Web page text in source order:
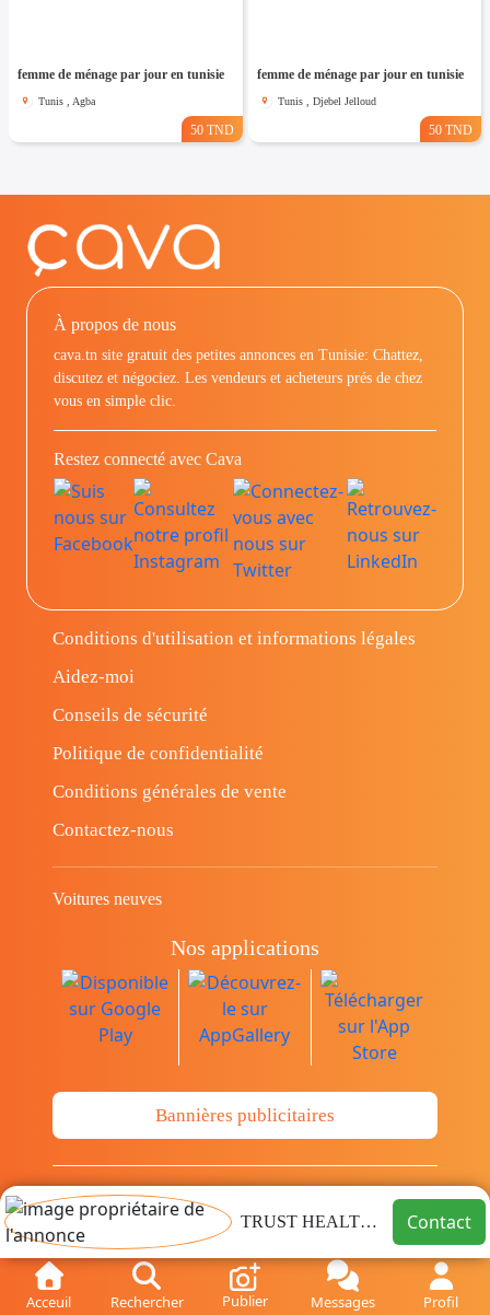
Acceuil Rechercher Publier Messages Profil
femme de ménage par jour en tunisie
Tunis , Agba
50 TND
femme de ménage par jour en tunisie
Tunis , Djebel Jelloud
50 TND
TRUST HEALTHCARE Contact
À propos de nous
cava.tn site gratuit des petites annonces en Tunisie: Chattez,
discutez et négociez. Les vendeurs et acheteurs prés de chez
vous en simple clic.
Restez connecté avec Cava
Conditions d'utilisation et informations légales
Aidez-moi
Conseils de sécurité
Politique de confidentialité
Conditions générales de vente
Contactez-nous
Voitures neuves
Nos applications
Bannières publicitaires
© Copyright 2014-2026 Cava.tn Limited Tous
les droits sont réservés.